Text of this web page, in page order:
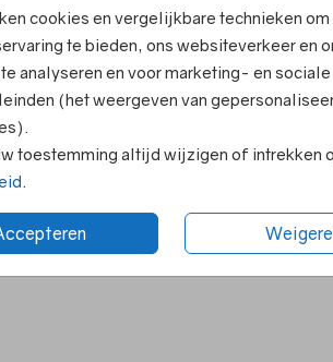
cookies en vergelijkbare technieken om
te bieden, ons websiteverkeer en
analyseren en voor marketing- en sociale
(het weergeven van
toestemming altijd wijzigen of intrekken